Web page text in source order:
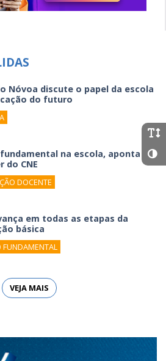
Nóvoa discute o papel da escola
do futuro
na escola, aponta
do CNE
DOCENTE
em todas as etapas da
básica
FUNDAMENTAL
VEJA MAIS